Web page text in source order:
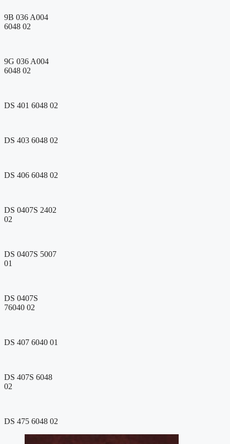
9B 036 A004
6048 02
9G 036 A004
6048 02
DS 401 6048 02
DS 403 6048 02
DS 406 6048 02
DS 0407S 2402
02
DS 0407S 5007
01
DS 0407S
76040 02
DS 407 6040 01
DS 407S 6048
02
DS 475 6048 02